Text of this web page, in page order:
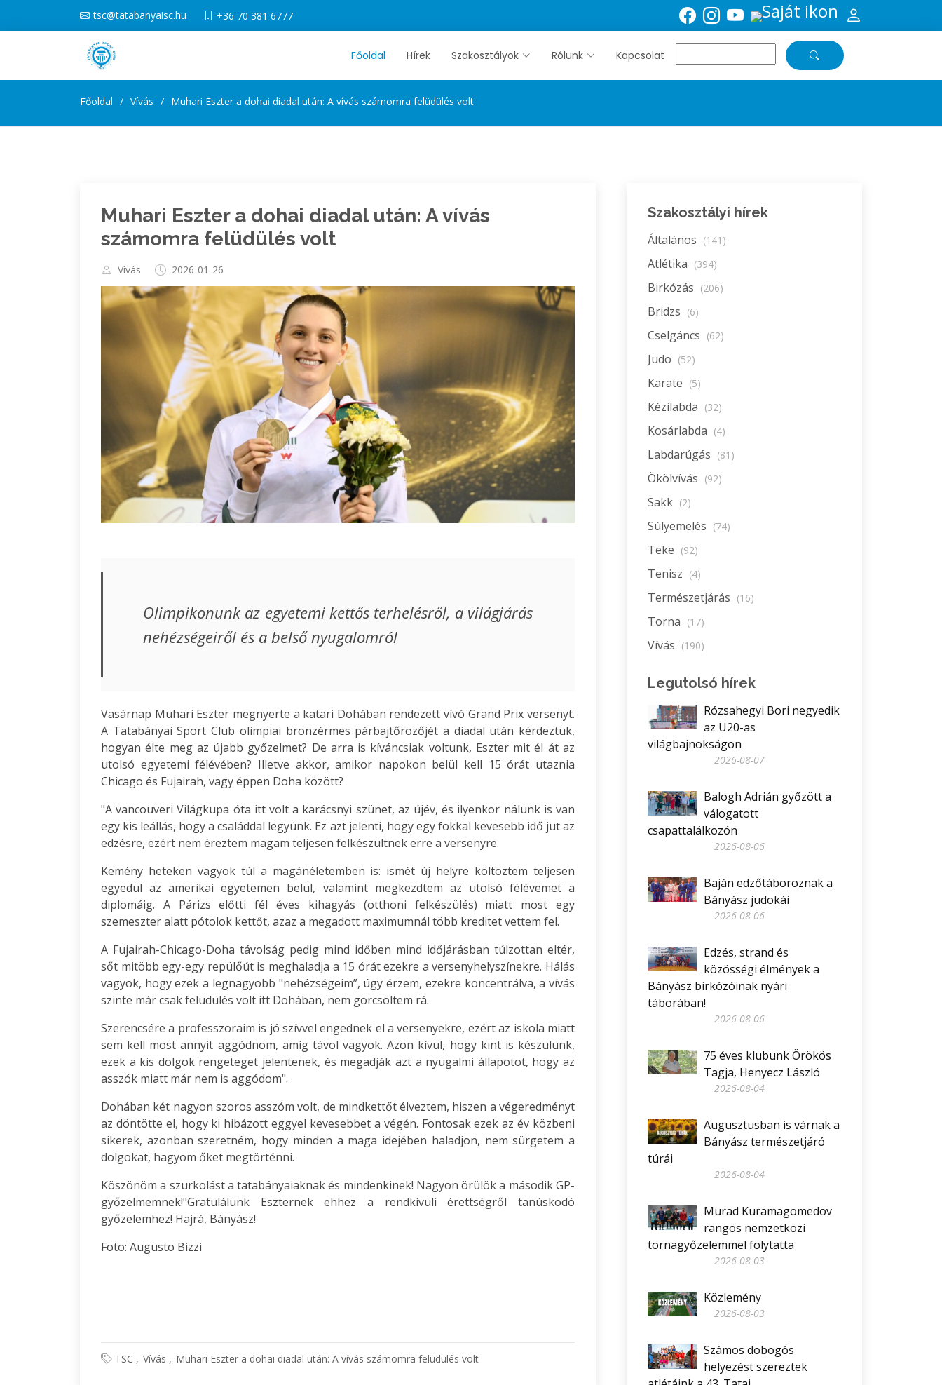
tsc@tatabanyaisc.hu +36 70 381 6777
Főoldal Hírek Szakosztályok Rólunk Kapcsolat
Főoldal Vívás Muhari Eszter a dohai diadal után: A vívás számomra felüdülés volt
Muhari Eszter a dohai diadal után: A vívás
számomra felüdülés volt
Vívás 2026-01-26
Olimpikonunk az egyetemi kettős terhelésről, a világjárás
nehézségeiről és a belső nyugalomról
Vasárnap Muhari Eszter megnyerte a katari Dohában rendezett vívó Grand Prix versenyt.
A Tatabányai Sport Club olimpiai bronzérmes párbajtőrözőjét a diadal után kérdeztük,
hogyan élte meg az újabb győzelmet? De arra is kíváncsiak voltunk, Eszter mit él át az
utolsó egyetemi félévében? Illetve akkor, amikor napokon belül kell 15 órát utaznia
Chicago és Fujairah, vagy éppen Doha között?
"A vancouveri Világkupa óta itt volt a karácsnyi szünet, az újév, és ilyenkor nálunk is van
egy kis leállás, hogy a családdal legyünk. Ez azt jelenti, hogy egy fokkal kevesebb idő jut az
edzésre, ezért nem éreztem magam teljesen felkészültnek erre a versenyre.
Kemény heteken vagyok túl a magánéletemben is: ismét új helyre költöztem teljesen
egyedül az amerikai egyetemen belül, valamint megkezdtem az utolsó félévemet a
diplomáig. A Párizs előtti fél éves kihagyás (otthoni felkészülés) miatt most egy
szemeszter alatt pótolok kettőt, azaz a megadott maximumnál több kreditet vettem fel.
A Fujairah-Chicago-Doha távolság pedig mind időben mind időjárásban túlzottan eltér,
sőt mitöbb egy-egy repülőút is meghaladja a 15 órát ezekre a versenyhelyszínekre. Hálás
vagyok, hogy ezek a legnagyobb "nehézségeim”, úgy érzem, ezekre koncentrálva, a vívás
szinte már csak felüdülés volt itt Dohában, nem görcsöltem rá.
Szerencsére a professzoraim is jó szívvel engednek el a versenyekre, ezért az iskola miatt
sem kell most annyit aggódnom, amíg távol vagyok. Azon kívül, hogy kint is készülünk,
ezek a kis dolgok rengeteget jelentenek, és megadják azt a nyugalmi állapotot, hogy az
asszók miatt már nem is aggódom".
Dohában két nagyon szoros asszóm volt, de mindkettőt élveztem, hiszen a végeredményt
az döntötte el, hogy ki hibázott eggyel kevesebbet a végén. Fontosak ezek az év közbeni
sikerek, azonban szeretném, hogy minden a maga idejében haladjon, nem sürgetem a
dolgokat, hagyom őket megtörténni.
Köszönöm a szurkolást a tatabányaiaknak és mindenkinek! Nagyon örülök a második GP-
győzelmemnek!"Gratulálunk Eszternek ehhez a rendkívüli érettségről tanúskodó
győzelemhez! Hajrá, Bányász!
Foto: Augusto Bizzi
TSC Vívás Muhari Eszter a dohai diadal után: A vívás számomra felüdülés volt
Szakosztályi hírek
Általános (141)
Atlétika (394)
Birkózás (206)
Bridzs (6)
Cselgáncs (62)
Judo (52)
Karate (5)
Kézilabda (32)
Kosárlabda (4)
Labdarúgás (81)
Ökölvívás (92)
Sakk (2)
Súlyemelés (74)
Teke (92)
Tenisz (4)
Természetjárás (16)
Torna (17)
Vívás (190)
Legutolsó hírek
Rózsahegyi Bori negyedik
az U20-as
világbajnokságon
2026-08-07
Balogh Adrián győzött a
válogatott
csapattalálkozón
2026-08-06
Baján edzőtáboroznak a
Bányász judokái
2026-08-06
Edzés, strand és
közösségi élmények a
Bányász birkózóinak nyári
táborában!
2026-08-06
75 éves klubunk Örökös
Tagja, Henyecz László
2026-08-04
Augusztusban is várnak a
Bányász természetjáró
túrái
2026-08-04
Murad Kuramagomedov
rangos nemzetközi
tornagyőzelemmel folytatta
2026-08-03
Közlemény
2026-08-03
Számos dobogós
helyezést szereztek